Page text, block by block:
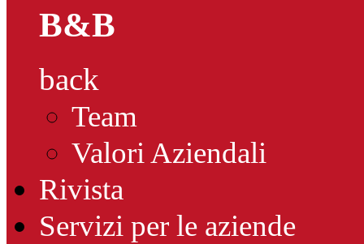
B&B
back
Team
Valori Aziendali
Rivista
Servizi per le aziende